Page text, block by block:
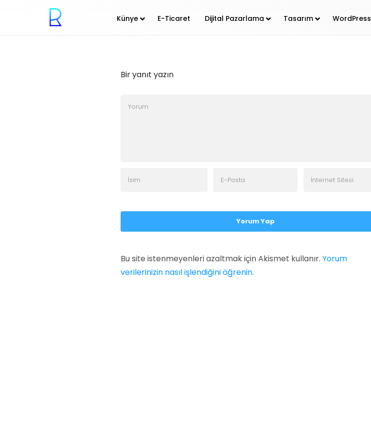
Künye E-Ticaret Dijital Pazarlama Tasarım WordPress
Bir yanıt yazın
Yorum Yap
Bu site istenmeyenleri azaltmak için Akismet kullanır.Yorum
verilerinizin nasıl işlendiğini öğrenin.